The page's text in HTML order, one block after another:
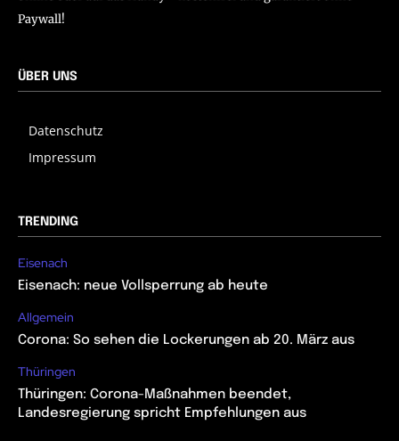
Paywall!
ÜBER UNS
Datenschutz
Impressum
TRENDING
Eisenach
Eisenach: neue Vollsperrung ab heute
Allgemein
Corona: So sehen die Lockerungen ab 20. März aus
Thüringen
Thüringen: Corona-Maßnahmen beendet,
Landesregierung spricht Empfehlungen aus